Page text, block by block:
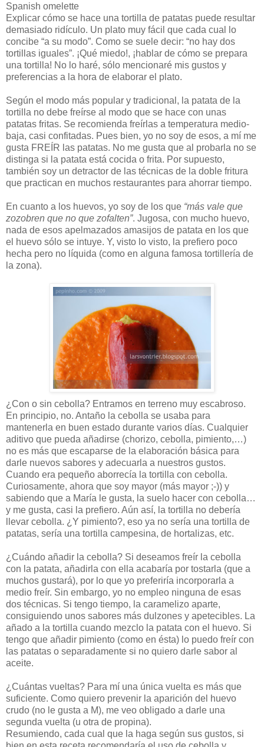
Spanish omelette
Explicar cómo se hace una tortilla de patatas puede resultar
demasiado ridículo. Un plato muy fácil que cada cual lo
concibe “a su modo”. Como se suele decir: “no hay dos
tortillas iguales”. ¡Qué miedo!, ¡hablar de cómo se prepara
una tortilla! No lo haré, sólo mencionaré mis gustos y
preferencias a la hora de elaborar el plato.
Según el modo más popular y tradicional, la patata de la
tortilla no debe freírse al modo que se hace con unas
patatas fritas. Se recomienda freírlas a temperatura medio-
baja, casi confitadas. Pues bien, yo no soy de esos, a mí me
gusta FREÍR las patatas. No me gusta que al probarla no se
distinga si la patata está cocida o frita. Por supuesto,
también soy un detractor de las técnicas de la doble fritura
que practican en muchos restaurantes para ahorrar tiempo.
En cuanto a los huevos, yo soy de los que “más vale que
zozobren que no que zofalten”. Jugosa, con mucho huevo,
nada de esos apelmazados amasijos de patata en los que
el huevo sólo se intuye. Y, visto lo visto, la prefiero poco
hecha pero no líquida (como en alguna famosa tortillería de
la zona).
¿Con o sin cebolla? Entramos en terreno muy escabroso.
En principio, no. Antaño la cebolla se usaba para
mantenerla en buen estado durante varios días. Cualquier
aditivo que pueda añadirse (chorizo, cebolla, pimiento,…)
no es más que escaparse de la elaboración básica para
darle nuevos sabores y adecuarla a nuestros gustos.
Cuando era pequeño aborrecía la tortilla con cebolla.
Curiosamente, ahora que soy mayor (más mayor ;-)) y
sabiendo que a María le gusta, la suelo hacer con cebolla…
y me gusta, casi la prefiero. Aún así, la tortilla no debería
llevar cebolla. ¿Y pimiento?, eso ya no sería una tortilla de
patatas, sería una tortilla campesina, de hortalizas, etc.
¿Cuándo añadir la cebolla? Si deseamos freír la cebolla
con la patata, añadirla con ella acabaría por tostarla (que a
muchos gustará), por lo que yo preferiría incorporarla a
medio freír. Sin embargo, yo no empleo ninguna de esas
dos técnicas. Si tengo tiempo, la caramelizo aparte,
consiguiendo unos sabores más dulzones y apetecibles. La
añado a la tortilla cuando mezclo la patata con el huevo. Si
tengo que añadir pimiento (como en ésta) lo puedo freír con
las patatas o separadamente si no quiero darle sabor al
aceite.
¿Cuántas vueltas? Para mí una única vuelta es más que
suficiente. Como quiero prevenir la aparición del huevo
crudo (no le gusta a M), me veo obligado a darle una
segunda vuelta (u otra de propina).
Resumiendo, cada cual que la haga según sus gustos, si